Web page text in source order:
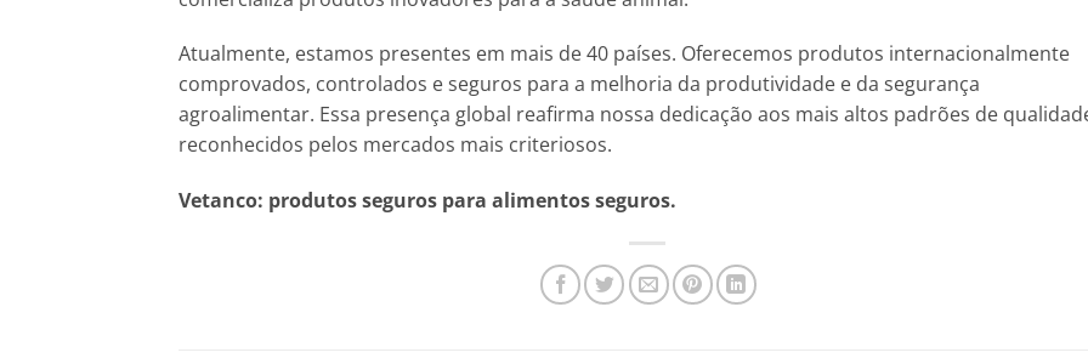
Atualmente, estamos presentes em mais de 40 países. Oferecemos produtos internacionalmente
comprovados, controlados e seguros para a melhoria da produtividade e da segurança
agroalimentar. Essa presença global reafirma nossa dedicação aos mais altos padrões de
reconhecidos pelos mercados mais criteriosos.
Vetanco: produtos seguros para alimentos seguros.